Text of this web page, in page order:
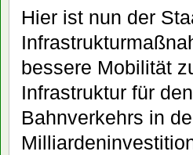
Hier ist nun der
bessere Mobilität
Infrastruktur für
Bahnverkehrs in